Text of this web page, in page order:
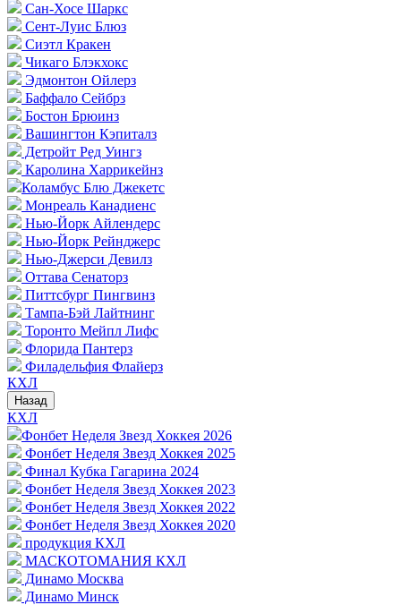
Сан-Хосе Шаркс
Сент-Луис Блюз
Сиэтл Кракен
Чикаго Блэкхокс
Эдмонтон Ойлерз
Баффало Сейбрз
Бостон Брюинз
Вашингтон Кэпиталз
Детройт Ред Уингз
Каролина Харрикейнз
Коламбус Блю Джекетс
Монреаль Канадиенс
Нью-Йорк Айлендерс
Нью-Йорк Рейнджерс
Нью-Джерси Девилз
Оттава Сенаторз
Питтсбург Пингвинз
Тампа-Бэй Лайтнинг
Торонто Мейпл Лифс
Флорида Пантерз
Филадельфия Флайерз
КХЛ
Назад
КХЛ
Фонбет Неделя Звезд Хоккея 2026
Фонбет Неделя Звезд Хоккея 2025
Финал Кубка Гагарина 2024
Фонбет Неделя Звезд Хоккея 2023
Фонбет Неделя Звезд Хоккея 2022
Фонбет Неделя Звезд Хоккея 2020
продукция КХЛ
МАСКОТОМАНИЯ КХЛ
Динамо Москва
Динамо Минск